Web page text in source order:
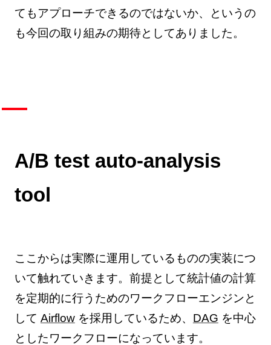
てもアプローチできるのではないか、というの
も今回の取り組みの期待としてありました。
A/B test auto-analysis
tool
ここからは実際に運用しているものの実装につ
いて触れていきます。前提として統計値の計算
を定期的に行うためのワークフローエンジンと
して Airflowを採用しているため、 DAG を中心
としたワークフローになっています。